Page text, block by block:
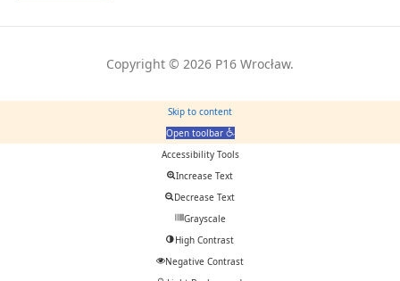
Copyright © 2026 P16 Wrocław.
Skip to content
Open toolbar
Accessibility Tools
Increase Text
Decrease Text
Grayscale
High Contrast
Negative Contrast